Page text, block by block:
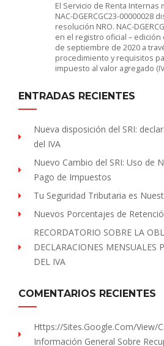
El Servicio de Renta
NAC-DGERCGC23-00000028
resolución NRO. NAC-
en el registro oficial – edición
de septiembre de 2020 a
procedimiento y requisitos
impuesto al valor agregado
ENTRADAS RECIENTES
Nueva disposición del SRI:
del IVA
Nuevo Cambio del SRI: Uso de
Pago de Impuestos
Tu Seguridad Tributaria es
Nuevos Porcentajes de
RECORDATORIO SOBRE LA
DECLARACIONES MENSUALES
DEL IVA
COMENTARIOS RECIENTES
Https://sites.Google.com/view/
Información General Sobre